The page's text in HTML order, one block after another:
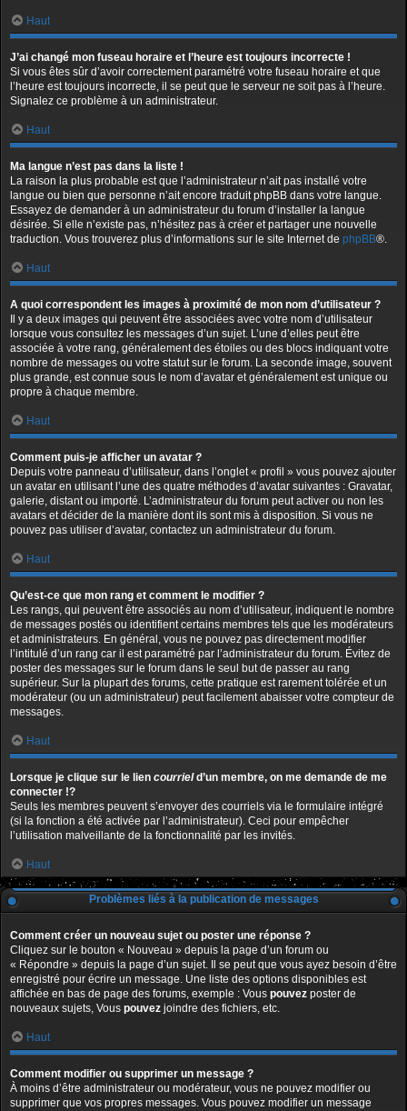
Haut
J’ai changé mon fuseau horaire et l’heure est toujours incorrecte !
Si vous êtes sûr d’avoir correctement paramétré votre fuseau horaire et que
l’heure est toujours incorrecte, il se peut que le serveur ne soit pas à l’heure.
Signalez ce problème à un administrateur.
Haut
Ma langue n’est pas dans la liste !
La raison la plus probable est que l’administrateur n’ait pas installé votre
langue ou bien que personne n’ait encore traduit phpBB dans votre langue.
Essayez de demander à un administrateur du forum d’installer la langue
désirée. Si elle n’existe pas, n’hésitez pas à créer et partager une nouvelle
traduction. Vous trouverez plus d’informations sur le site Internet de phpBB®.
Haut
A quoi correspondent les images à proximité de mon nom d’utilisateur ?
Il y a deux images qui peuvent être associées avec votre nom d’utilisateur
lorsque vous consultez les messages d’un sujet. L’une d’elles peut être
associée à votre rang, généralement des étoiles ou des blocs indiquant votre
nombre de messages ou votre statut sur le forum. La seconde image, souvent
plus grande, est connue sous le nom d’avatar et généralement est unique ou
propre à chaque membre.
Haut
Comment puis-je afficher un avatar ?
Depuis votre panneau d’utilisateur, dans l’onglet « profil » vous pouvez ajouter
un avatar en utilisant l’une des quatre méthodes d’avatar suivantes : Gravatar,
galerie, distant ou importé. L’administrateur du forum peut activer ou non les
avatars et décider de la manière dont ils sont mis à disposition. Si vous ne
pouvez pas utiliser d’avatar, contactez un administrateur du forum.
Haut
Qu’est-ce que mon rang et comment le modifier ?
Les rangs, qui peuvent être associés au nom d’utilisateur, indiquent le nombre
de messages postés ou identifient certains membres tels que les modérateurs
et administrateurs. En général, vous ne pouvez pas directement modifier
l’intitulé d’un rang car il est paramétré par l’administrateur du forum. Évitez de
poster des messages sur le forum dans le seul but de passer au rang
supérieur. Sur la plupart des forums, cette pratique est rarement tolérée et un
modérateur (ou un administrateur) peut facilement abaisser votre compteur de
messages.
Haut
Lorsque je clique sur le lien courrield’un membre, on me demande de me
connecter !?
Seuls les membres peuvent s’envoyer des courriels via le formulaire intégré
(si la fonction a été activée par l’administrateur). Ceci pour empêcher
l’utilisation malveillante de la fonctionnalité par les invités.
Haut
Problèmes liés à la publication de messages
Comment créer un nouveau sujet ou poster une réponse ?
Cliquez sur le bouton « Nouveau » depuis la page d’un forum ou
« Répondre » depuis la page d’un sujet. Il se peut que vous ayez besoin d’être
enregistré pour écrire un message. Une liste des options disponibles est
affichée en bas de page des forums, exemple : Vous pouvez poster de
nouveaux sujets, Vous pouvez joindre des fichiers, etc.
Haut
Comment modifier ou supprimer un message ?
À moins d’être administrateur ou modérateur, vous ne pouvez modifier ou
supprimer que vos propres messages. Vous pouvez modifier un message